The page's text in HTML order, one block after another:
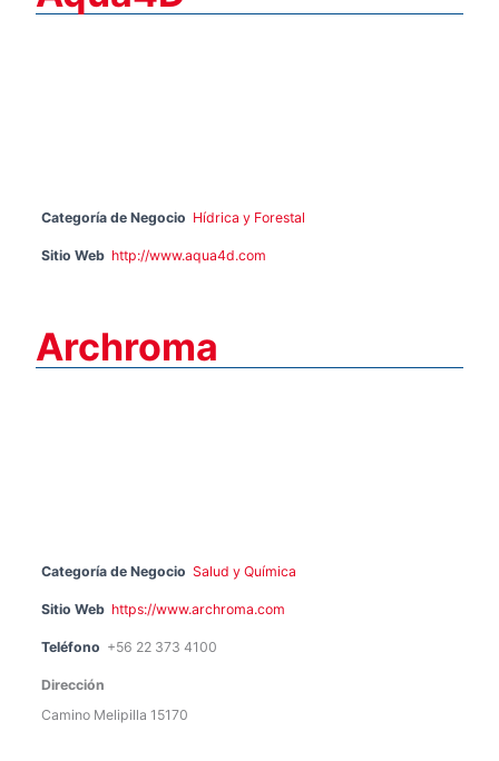
Categoría de Negocio Hídrica y Forestal
Sitio Web http://www.aqua4d.com
Archroma
Categoría de Negocio Salud y Química
Sitio Web https://www.archroma.com
Teléfono +56 22 373 4100
Dirección
Camino Melipilla 15170